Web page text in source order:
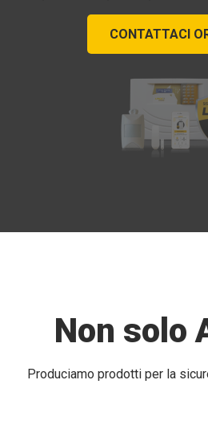
CONTATTACI
Non solo
Produciamo prodotti per la